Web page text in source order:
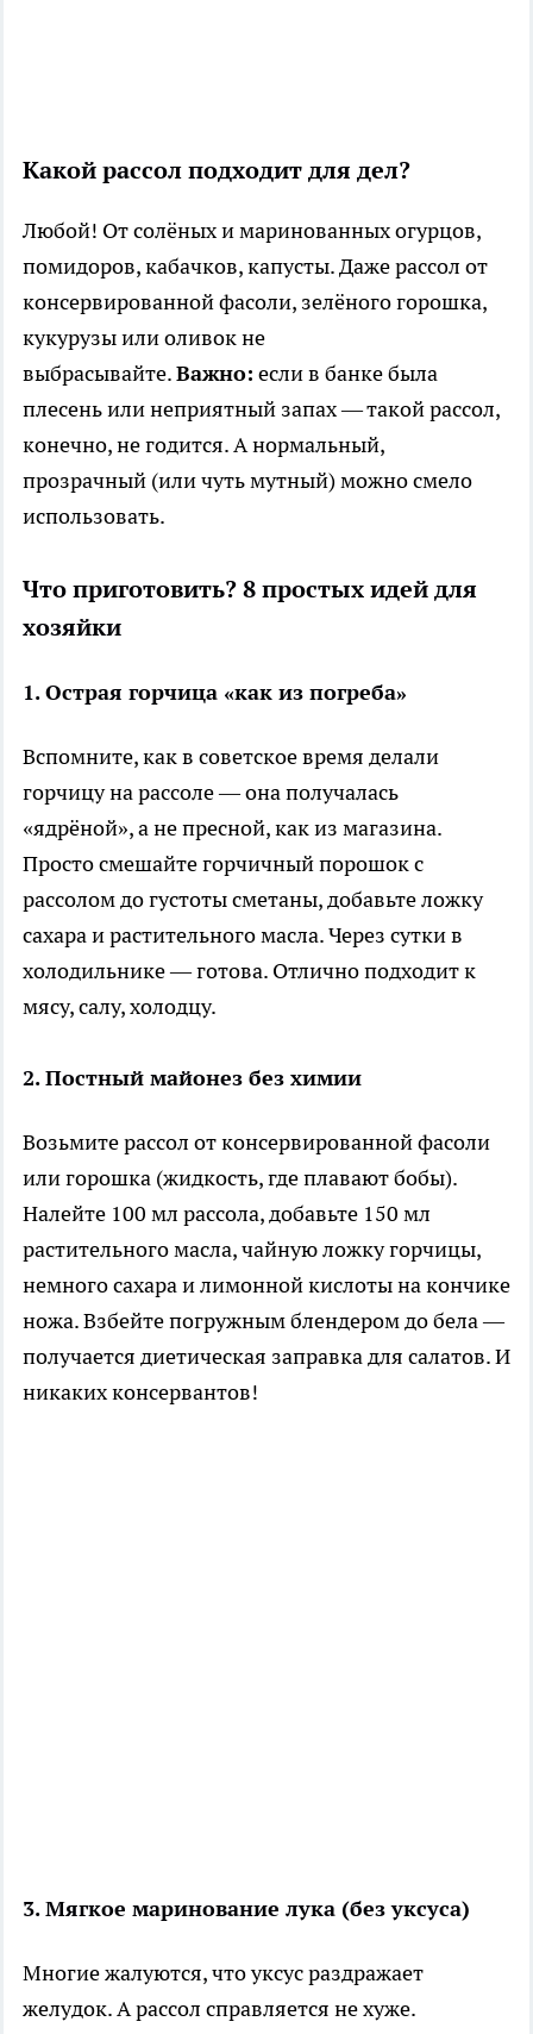
Какой рассол подходит для дел?
Любой! От солёных и маринованных огурцов,
помидоров, кабачков, капусты. Даже рассол от
консервированной фасоли, зелёного горошка,
кукурузы или оливок не
выбрасывайте.Важно: если в банке была
плесень или неприятный запах — такой рассол,
конечно, не годится. А нормальный,
прозрачный (или чуть мутный) можно смело
использовать.
Что приготовить? 8 простых идей для
хозяйки
1. Острая горчица «как из погреба»
Вспомните, как в советское время делали
горчицу на рассоле — она получалась
«ядрёной», а не пресной, как из магазина.
Просто смешайте горчичный порошок с
рассолом до густоты сметаны, добавьте ложку
сахара и растительного масла. Через сутки в
холодильнике — готова. Отлично подходит к
мясу, салу, холодцу.
2. Постный майонез без химии
Возьмите рассол от консервированной фасоли
или горошка (жидкость, где плавают бобы).
Налейте 100 мл рассола, добавьте 150 мл
растительного масла, чайную ложку горчицы,
немного сахара и лимонной кислоты на кончике
ножа. Взбейте погружным блендером до бела —
получается диетическая заправка для салатов. И
никаких консервантов!
3. Мягкое маринование лука (без уксуса)
Многие жалуются, что уксус раздражает
желудок. А рассол справляется не хуже.